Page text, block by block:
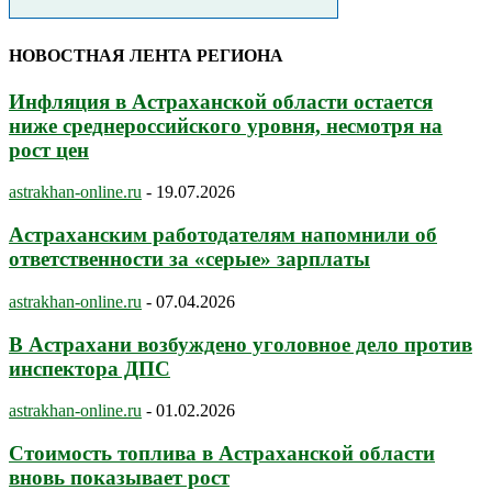
НОВОСТНАЯ ЛЕНТА РЕГИОНА
Инфляция в Астраханской области остается
ниже среднероссийского уровня, несмотря на
рост цен
astrakhan-online.ru - 19.07.2026
Астраханским работодателям напомнили об
ответственности за «серые» зарплаты
astrakhan-online.ru - 07.04.2026
В Астрахани возбуждено уголовное дело против
инспектора ДПС
astrakhan-online.ru - 01.02.2026
Стоимость топлива в Астраханской области
вновь показывает рост